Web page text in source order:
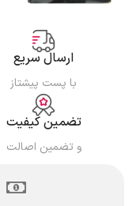
ارسال سریع
با پست پیشتاز
تضمین کیفیت
و تضمین اصالت